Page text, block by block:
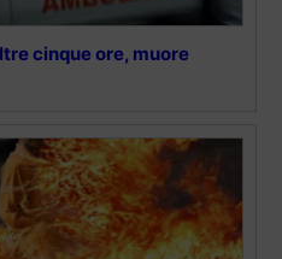
cinque ore, muore